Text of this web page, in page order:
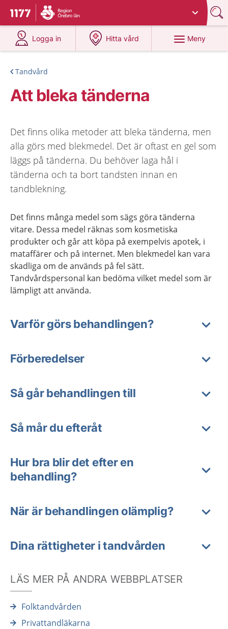
Till startsidan för 1177
Du har valt region
Logga in
på 1177.se
Hitta vård
på 1177.se
Meny
Tandvård
Att bleka tänderna
Det finns olika metoder att bleka tänderna, men
alla görs med blekmedel. Det är oftast en gel som
läggs på tänderna. Du behöver laga hål i
tänderna och ta bort tandsten innan en
tandblekning.
Det finns många medel som sägs göra tänderna
vitare. Dessa medel räknas som kosmetiska
produkter och går att köpa på exempelvis apotek, i
mataffärer och på internet. Men blekmedel kan vara
skadliga om de används på fel sätt.
Tandvårdspersonal kan bedöma vilket medel som är
lämpligt att använda.
Varför görs behandlingen?
Förberedelser
Så går behandlingen till
Så mår du efteråt
Hur bra blir det efter en
behandling?
När är behandlingen olämplig?
Dina rättigheter i tandvården
LÄS MER PÅ ANDRA WEBBPLATSER
Folktandvården
Privattandläkarna